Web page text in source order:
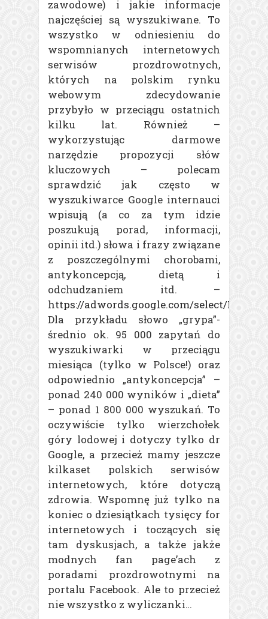
zawodowe) i jakie informacje
najczęściej są wyszukiwane. To
wszystko w odniesieniu do
wspomnianych internetowych
serwisów prozdrowotnych,
których na polskim rynku
webowym zdecydowanie
przybyło w przeciągu ostatnich
kilku lat. Również –
wykorzystując darmowe
narzędzie propozycji słów
kluczowych – polecam
sprawdzić jak często w
wyszukiwarce Google internauci
wpisują (a co za tym idzie
poszukują porad, informacji,
opinii itd.) słowa i frazy związane
z poszczególnymi chorobami,
antykoncepcją, dietą i
odchudzaniem itd. –
https://adwords.google.com/select/
Dla przykładu słowo „grypa”-
średnio ok. 95 000 zapytań do
wyszukiwarki w przeciągu
miesiąca (tylko w Polsce!) oraz
odpowiednio „antykoncepcja” –
ponad 240 000 wyników i „dieta”
– ponad 1 800 000 wyszukań. To
oczywiście tylko wierzchołek
góry lodowej i dotyczy tylko dr
Google, a przecież mamy jeszcze
kilkaset polskich serwisów
internetowych, które dotyczą
zdrowia. Wspomnę już tylko na
koniec o dziesiątkach tysięcy for
internetowych i toczących się
tam dyskusjach, a także jakże
modnych fan page’ach z
poradami prozdrowotnymi na
portalu Facebook. Ale to przecież
nie wszystko z wyliczanki…